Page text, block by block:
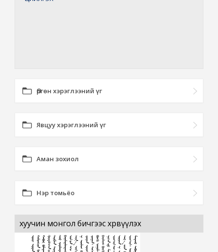
Өргөн хэрэглээний үг
Явцуу хэрэглээний үг
Аман зохиол
Нэр томьёо
хуучин монгол бичгээс хөрвүүлэх